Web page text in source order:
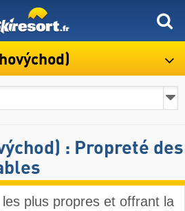
: Propreté des
plus propres et offrant la